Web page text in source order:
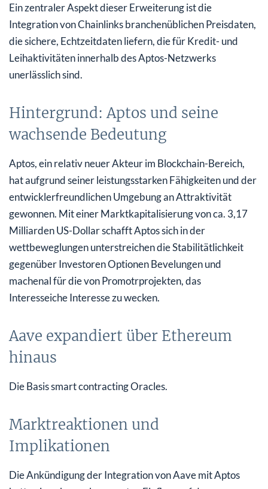
Ein zentraler Aspekt dieser Erweiterung ist die
Integration von Chainlinks branchenüblichen Preisdaten,
die sichere, Echtzeitdaten liefern, die für Kredit- und
Leihaktivitäten innerhalb des Aptos-Netzwerks
unerlässlich sind.
Hintergrund: Aptos und seine
wachsende Bedeutung
Aptos, ein relativ neuer Akteur im Blockchain-Bereich,
hat aufgrund seiner leistungsstarken Fähigkeiten und der
entwicklerfreundlichen Umgebung an Attraktivität
gewonnen. Mit einer Marktkapitalisierung von ca. 3,17
Milliarden US-Dollar schafft Aptos sich in der
wettbeweglungen unterstreichen die Stabilitätlichkeit
gegenüber Investoren Optionen Bevelungen und
machenal für die von Promotrprojekten, das
Interesseiche Interesse zu wecken.
Aave expandiert über Ethereum
hinaus
Die Basis smart contracting Oracles.
Marktreaktionen und
Implikationen
Die Ankündigung der Integration von Aave mit Aptos